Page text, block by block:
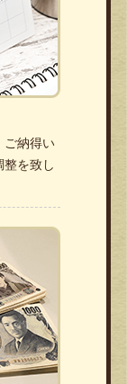
ご納得い
を致し